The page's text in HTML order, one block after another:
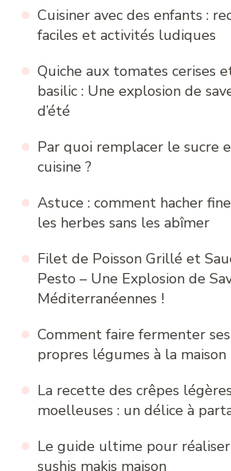
Cuisiner avec des enfants :
faciles et activités ludiques
Quiche aux tomates cerises
basilic : Une explosion de
d’été
Par quoi remplacer le sucre
cuisine ?
Astuce : comment hacher
les herbes sans les abîmer
Filet de Poisson Grillé et
Pesto – Une Explosion de
Méditerranéennes !
Comment faire fermenter ses
propres légumes à la maison
La recette des crêpes
moelleuses : un délice à
Le guide ultime pour
sushis makis maison